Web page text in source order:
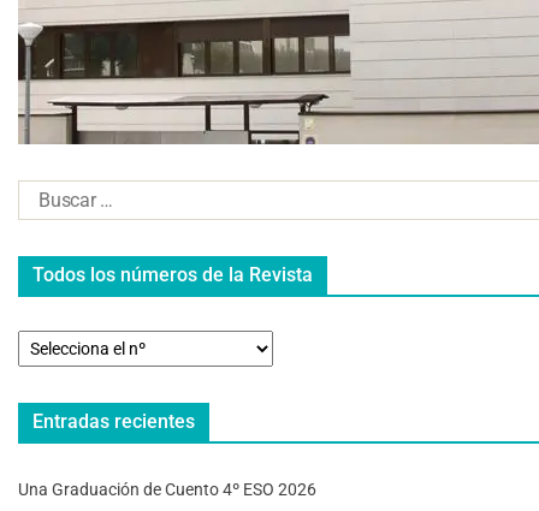
Todos los números de la Revista
Entradas recientes
Una Graduación de Cuento 4º ESO 2026